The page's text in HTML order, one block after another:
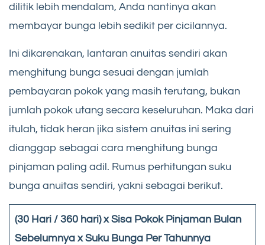
dilitik lebih mendalam, Anda nantinya akan
membayar bunga lebih sedikit per cicilannya.
Ini dikarenakan, lantaran anuitas sendiri akan
menghitung bunga sesuai dengan jumlah
pembayaran pokok yang masih terutang, bukan
jumlah pokok utang secara keseluruhan. Maka dari
itulah, tidak heran jika sistem anuitas ini sering
dianggap sebagai cara menghitung bunga
pinjaman paling adil. Rumus perhitungan suku
bunga anuitas sendiri, yakni sebagai berikut.
(30 Hari / 360 hari) x Sisa Pokok Pinjaman Bulan
Sebelumnya x Suku Bunga Per Tahunnya